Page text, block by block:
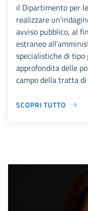
il Dipartimento per
realizzare
avviso pubblico, al
estraneo
specialistiche di tipo
approfondita delle
campo della tratta
SCOPRI TUTTO